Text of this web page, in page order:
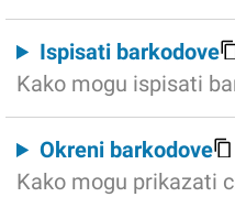
Ispisati barkodove
Kako mogu ispisati
Okreni barkodove
Kako mogu prikazati